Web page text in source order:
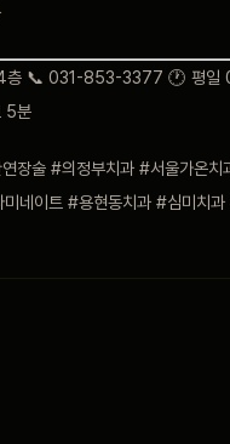
4층 📞 031-853-3377 🕐 평
5분
장술 #의정부치과 #서울가온
네이트 #용현동치과 #심미치